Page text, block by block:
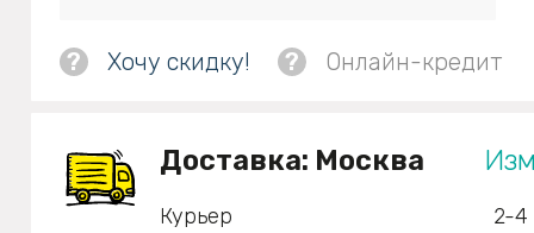
? Хочу скидку! ? Онлайн-кредит
Доставка: Москва
Курьер
2-4